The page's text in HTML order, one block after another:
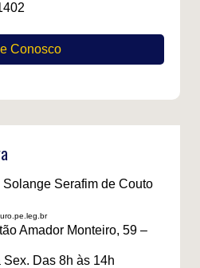
Conosco
Solange Serafim de Couto
Amador Monteiro, 59 –
Sex. Das 8h às 14h